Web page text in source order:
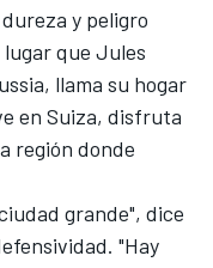
y peligro
que Jules
llama su hogar
en Suiza, disfruta
región donde
grande", dice
"Hay